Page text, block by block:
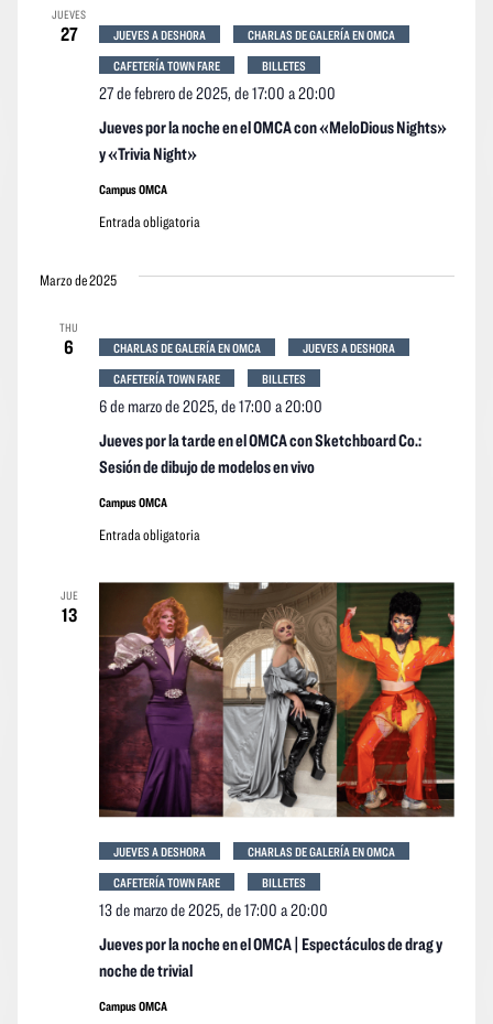
JUEVES
27
Jueves por la noche en el OMCA con «MeloDious Nights»
y «Trivia Night»
27 de febrero de 2025, de 17:00 a20:00
JUEVES A DESHORA
CHARLAS DE GALERÍA EN OMCA
CAFETERÍA TOWN FARE
BILLETES
Campus OMCA
Entrada obligatoria
Marzo de 2025
THU
6
Jueves por la tarde en el OMCA con Sketchboard Co.:
Sesión de dibujo de modelos en vivo
6 de marzo de 2025, de 17:00 a20:00
CHARLAS DE GALERÍA EN OMCA
JUEVES A DESHORA
CAFETERÍA TOWN FARE
BILLETES
Campus OMCA
Entrada obligatoria
JUE
13
Jueves por la noche en el OMCA | Espectáculos de drag y
noche de trivial
13 de marzo de 2025, de 17:00 a20:00
JUEVES A DESHORA
CHARLAS DE GALERÍA EN OMCA
CAFETERÍA TOWN FARE
BILLETES
Campus OMCA